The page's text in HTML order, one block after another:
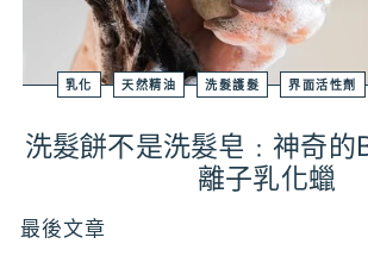
乳化 天然精油 洗髮護髮 界面活性劑
洗髮餅不是洗髮皂﹕神奇
離子乳化蠟
最後文章